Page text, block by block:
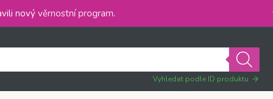
nový věrnostní program.
Vyhledat podle ID produktu